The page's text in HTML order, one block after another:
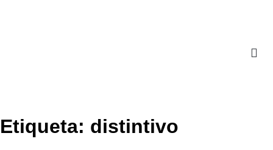
Etiqueta: distintivo